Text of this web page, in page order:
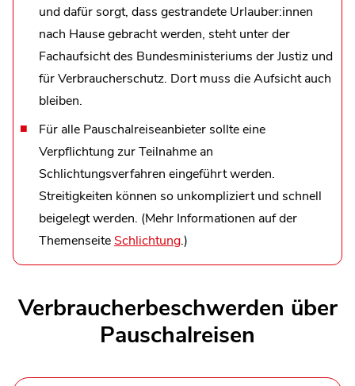
und dafür sorgt, dass gestrandete Urlauber:innen
nach Hause gebracht werden, steht unter der
Fachaufsicht des Bundesministeriums der Justiz und
für Verbraucherschutz. Dort muss die Aufsicht auch
bleiben.
Für alle Pauschalreiseanbieter sollte eine
Verpflichtung zur Teilnahme an
Schlichtungsverfahren eingeführt werden.
Streitigkeiten können so unkompliziert und schnell
beigelegt werden. (Mehr Informationen auf der
Themenseite Schlichtung.)
Verbraucherbeschwerden über
Pauschalreisen